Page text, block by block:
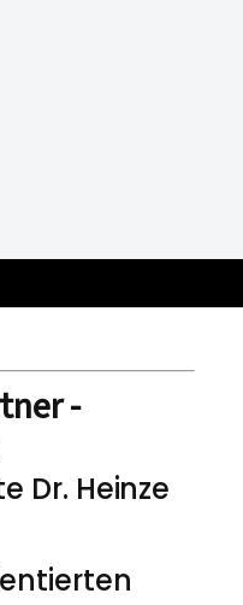
-
Dr. Heinze